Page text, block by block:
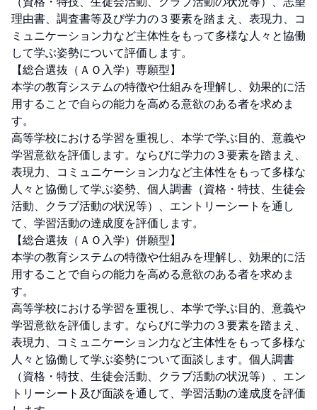
理由書、調査書等及び学力の３要素を踏まえ、表現力、コ
ミュニケーション力など主体性をもって多様な人々と協働
して学ぶ姿勢について評価します。
【総合選抜（ＡＯ入学）専願型】
本学の教育システムの特徴や仕組みを理解し、効果的に活
用することで自らの能力を高める意欲のある者を求めま
す。
高等学校における学習を重視し、本学で学ぶ目的、意義や
学習意欲を評価します。ならびに学力の３要素を踏まえ、
表現力、コミュニケーション力など主体性をもって多様な
人々と協働して学ぶ姿勢、個人調書（資格・特技、生徒会
活動、クラブ活動の状況等）、エントリーシートを通し
て、学習活動の達成度を評価します。
【総合選抜（ＡＯ入学）併願型】
本学の教育システムの特徴や仕組みを理解し、効果的に活
用することで自らの能力を高める意欲のある者を求めま
す。
高等学校における学習を重視し、本学で学ぶ目的、意義や
学習意欲を評価します。ならびに学力の３要素を踏まえ、
表現力、コミュニケーション力など主体性をもって多様な
人々と協働して学ぶ姿勢について面談します。個人調書
（資格・特技、生徒会活動、クラブ活動の状況等）、エン
トリーシート及び面談を通して、学習活動の達成度を評価